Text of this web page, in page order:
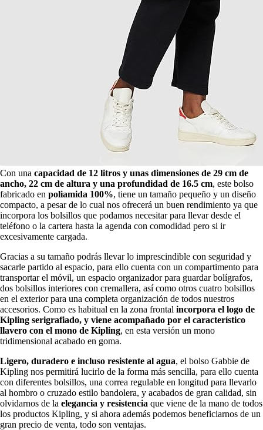
Con una capacidad de 12 litros y unas dimensiones de 29 cm de
ancho, 22 cm de altura y una profundidad de 16.5 cm, este bolso
fabricado en poliamida 100%, tiene un tamaño pequeño y un diseño
compacto, a pesar de lo cual nos ofrecerá un buen rendimiento ya que
incorpora los bolsillos que podamos necesitar para llevar desde el
teléfono o la cartera hasta la agenda con comodidad pero si ir
excesivamente cargada.
Gracias a su tamaño podrás llevar lo imprescindible con seguridad y
sacarle partido al espacio, para ello cuenta con un compartimento para
transportar el móvil, un espacio organizador para guardar bolígrafos,
dos bolsillos interiores con cremallera, así como otros cuatro bolsillos
en el exterior para una completa organización de todos nuestros
accesorios. Como es habitual en la zona frontal incorpora el logo de
Kipling serigrafiado, y viene acompañado por el característico
llavero con el mono de Kipling, en esta versión un mono
tridimensional acabado en goma.
Ligero, duradero e incluso resistente al agua, el bolso Gabbie de
Kipling nos permitirá lucirlo de la forma más sencilla, para ello cuenta
con diferentes bolsillos, una correa regulable en longitud para llevarlo
al hombro o cruzado estilo bandolera, y acabados de gran calidad, sin
olvidarnos de la elegancia y resistencia que viene de la mano de todos
los productos Kipling, y si ahora además podemos beneficiarnos de un
gran precio de venta, todo son ventajas.